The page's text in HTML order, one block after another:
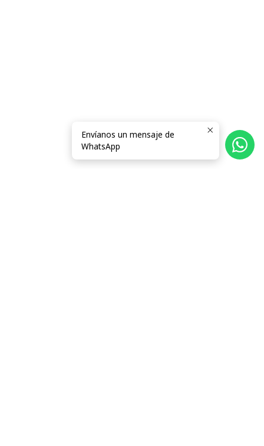
Envíanos un mensaje de
WhatsApp